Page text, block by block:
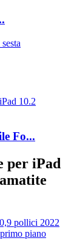
Fo...
per iPad